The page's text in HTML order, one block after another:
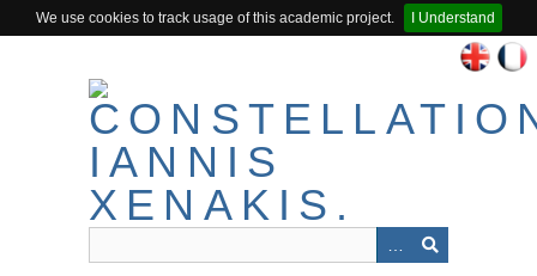
We use cookies to track usage of this academic project.
I Understand